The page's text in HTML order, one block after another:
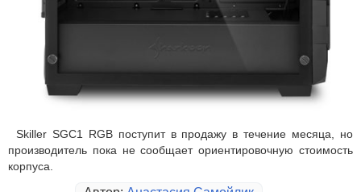
Skiller SGC1 RGB поступит в продажу в течение месяца, но
производитель пока не сообщает ориентировочную стоимость
корпуса.